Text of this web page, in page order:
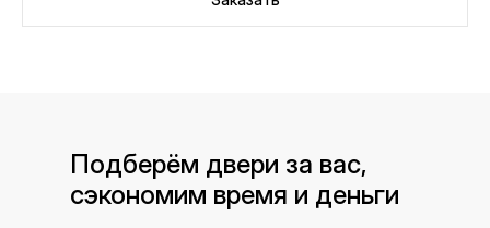
Подберём двери за вас,
сэкономим время и деньги